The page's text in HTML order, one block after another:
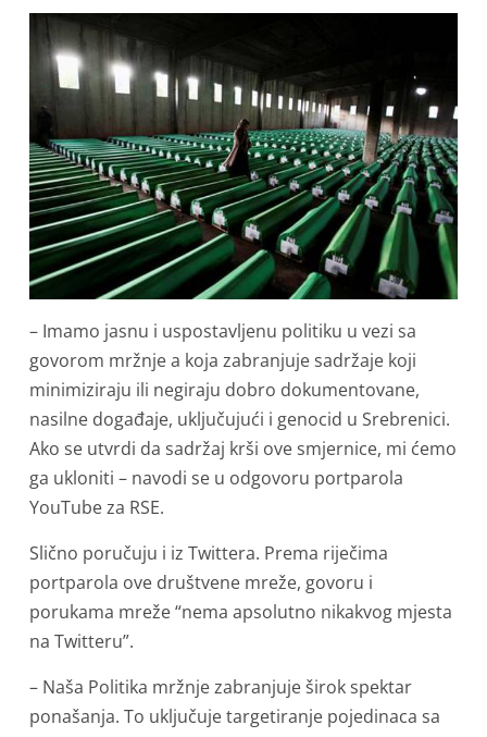
– Imamo jasnu i uspostavljenu politiku u vezi sa
govorom mržnje a koja zabranjuje sadržaje koji
minimiziraju ili negiraju dobro dokumentovane,
nasilne događaje, uključujući i genocid u Srebrenici.
Ako se utvrdi da sadržaj krši ove smjernice, mi ćemo
ga ukloniti – navodi se u odgovoru portparola
YouTube za RSE.
Slično poručuju i iz Twittera. Prema riječima
portparola ove društvene mreže, govoru i
porukama mreže “nema apsolutno nikakvog mjesta
na Twitteru”.
– Naša Politika mržnje zabranjuje širok spektar
ponašanja. To uključuje targetiranje pojedinaca sa